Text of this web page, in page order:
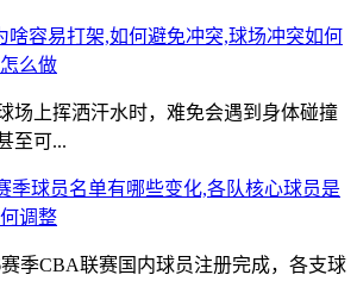
啥容易打架,如何避免冲突,球场冲突如何
么做
场上挥洒汗水时，难免会遇到身体碰撞
至可...
季球员名单有哪些变化,各队核心球员是
调整
赛季CBA联赛国内球员注册完成，各支球